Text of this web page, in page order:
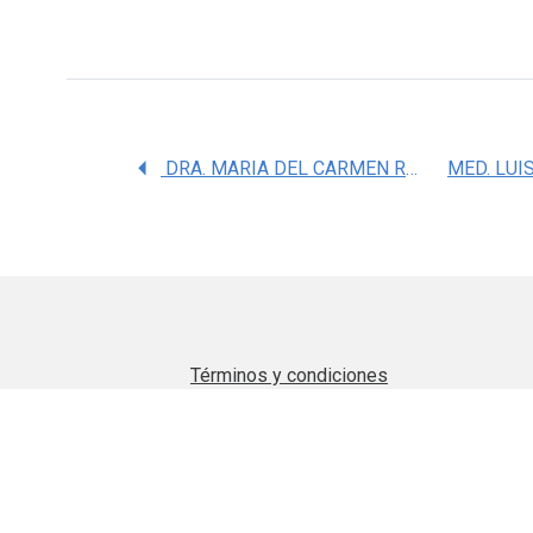
DRA. MARIA DEL CARMEN RETANA CONTRERAS
Términos y condiciones